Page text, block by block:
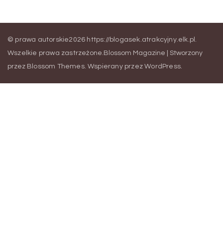
© prawa autorskie2026 https://blogasek.atrakcyjny.elk.pl .
Wszelkie prawa zastrzeżone. Blossom Magazine | Stworzony
przez Blossom Themes. Wspierany przezWordPress.